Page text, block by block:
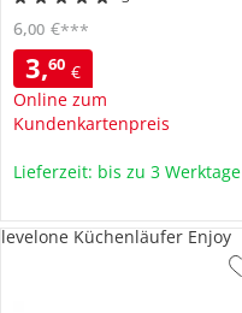
3,60 €
Online zum
Kundenkartenpreis
6,00 €***
Lieferzeit: bis zu 3 Werktage
levelone Küchenläufer Enjoy